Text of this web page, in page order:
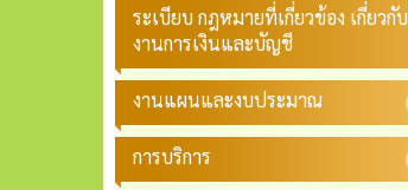
ระเบียบ กฎหมายที่เกี่ยวข้อง เกี่ยวกับ
งานการเงินและบัญชี
งานแผนและงบประมาณ
การบริการ